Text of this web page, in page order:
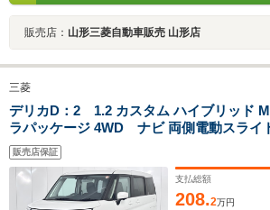
販売店： 山形三菱自動車販売 山形店
三菱
デリカD：2 1.2 カスタム ハイブリッド
ラパッケージ 4WD ナビ 両側電動スライ
席ウォークスルー 横滑り防止装置 アダプ
コントロール レーンキープアシスト 衝突
キ
販売店保証
支払総額
208.2万円